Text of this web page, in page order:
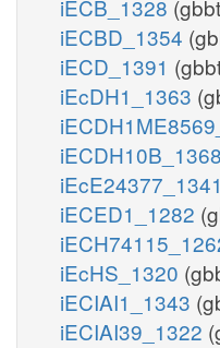
iECB_1328
iECBD_1354
iECD_1391
iEcDH1_1363
iECDH10B_1368
iEcE24377_1341
iECED1_1282
iEcHS_1320
iECIAI1_1343
iECIAI39_1322